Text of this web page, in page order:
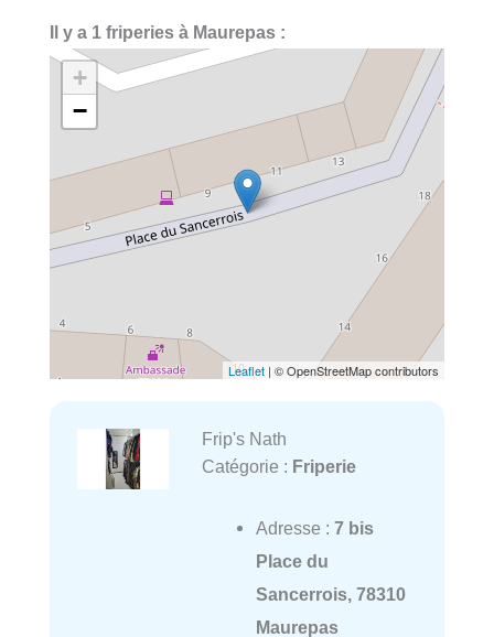
Il y a 1 friperies à Maurepas :
+
−
Leaflet | © OpenStreetMap contributors
Frip's Nath
Catégorie : Friperie
Adresse : 7 bis
Place du
Sancerrois, 78310
Maurepas